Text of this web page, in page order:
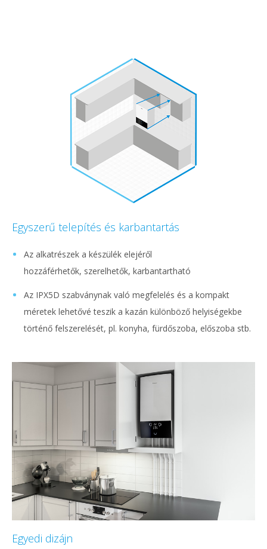
Egyszerű telepítés és karbantartás
Az alkatrészek a készülék elejéről
hozzáférhetők, szerelhetők, karbantartható
Az IPX5D szabványnak való megfelelés és a kompakt
méretek lehetővé teszik a kazán különböző helyiségekbe
történő felszerelését, pl. konyha, fürdőszoba, előszoba stb.
Egyedi dizájn